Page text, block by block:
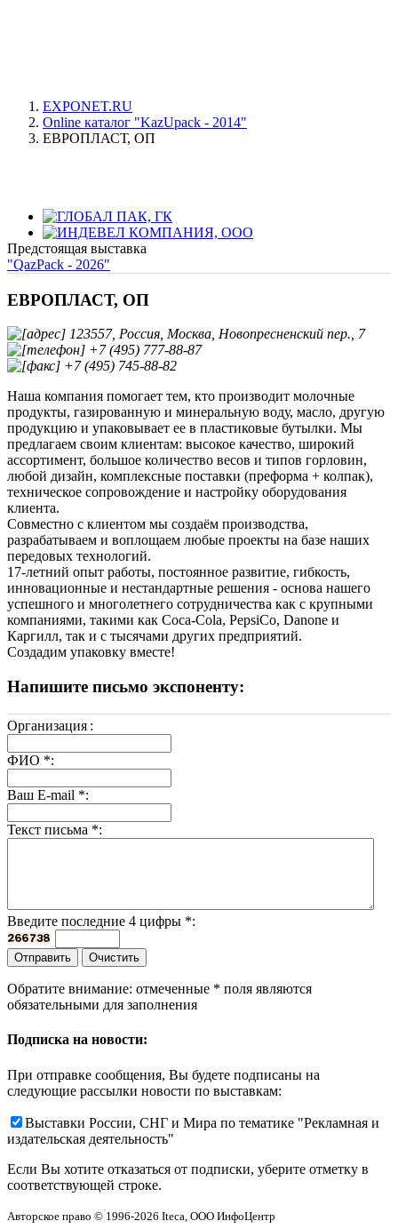
EXPONET.RU
Online каталог "KazUpack - 2014"
ЕВРОПЛАСТ, ОП
Предстоящая выставка
"QazPack - 2026"
ЕВРОПЛАСТ, ОП
123557, Россия, Москва, Новопресненский пер., 7
+7 (495) 777-88-87
+7 (495) 745-88-82
Наша компания помогает тем, кто производит молочные
продукты, газированную и минеральную воду, масло, другую
продукцию и упаковывает ее в пластиковые бутылки. Мы
предлагаем своим клиентам: высокое качество, широкий
ассортимент, большое количество весов и типов горловин,
любой дизайн, комплексные поставки (преформа + колпак),
техническое сопровождение и настройку оборудования
клиента.
Совместно с клиентом мы создаём производства,
разрабатываем и воплощаем любые проекты на базе наших
передовых технологий.
17-летний опыт работы, постоянное развитие, гибкость,
инновационные и нестандартные решения - основа нашего
успешного и многолетнего сотрудничества как с крупными
компаниями, такими как Coca-Cola, PepsiCo, Danone и
Каргилл, так и с тысячами других предприятий.
Создадим упаковку вместе!
Напишите письмо экспоненту:
Организация :
ФИО *:
Ваш E-mail *:
Текст письма *:
Введите последние 4 цифры *:
Обратите внимание: отмеченные * поля являются
обязательными для заполнения
Подписка на новости:
При отправке сообщения, Вы будете подписаны на
следующие рассылки новости по выставкам:
Выставки России, СНГ и Мира по тематике "Рекламная и
издательская деятельность"
Если Вы хотите отказаться от подписки, уберите отметку в
соответствующей строке.
Авторское право © 1996-2026 Iteca, ООО ИнфоЦентр